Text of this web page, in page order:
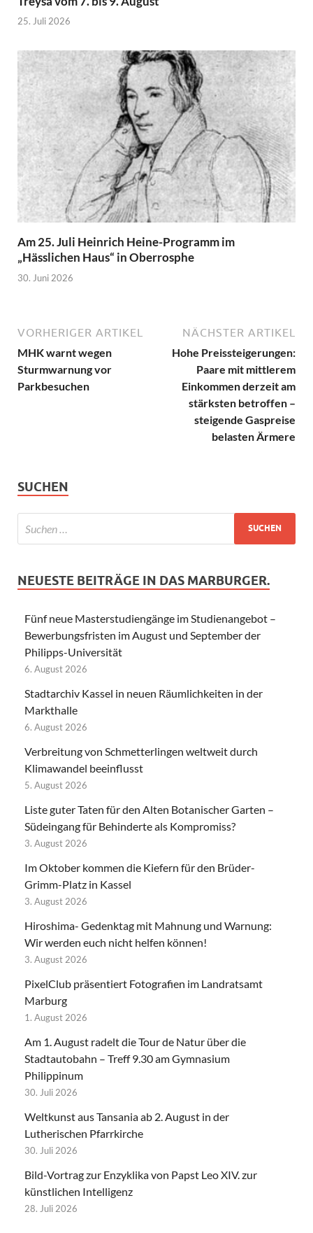
25. Juli 2026
Am 25. Juli Heinrich Heine-Programm im
„Hässlichen Haus“ in Oberrosphe
30. Juni 2026
VORHERIGER ARTIKEL
MHK warnt wegen
Sturmwarnung vor
Parkbesuchen
NÄCHSTER ARTIKEL
Hohe Preissteigerungen:
Paare mit mittlerem
Einkommen derzeit am
stärksten betroffen –
steigende Gaspreise
belasten Ärmere
SUCHEN
NEUESTE BEITRÄGE IN DAS MARBURGER.
Fünf neue Masterstudiengänge im Studienangebot –
Bewerbungsfristen im August und September der
Philipps-Universität
6. August 2026
Stadtarchiv Kassel in neuen Räumlichkeiten in der
Markthalle
6. August 2026
Verbreitung von Schmetterlingen weltweit durch
Klimawandel beeinflusst
5. August 2026
Liste guter Taten für den Alten Botanischer Garten –
Südeingang für Behinderte als Kompromiss?
3. August 2026
Im Oktober kommen die Kiefern für den Brüder-
Grimm-Platz in Kassel
3. August 2026
Hiroshima- Gedenktag mit Mahnung und Warnung:
Wir werden euch nicht helfen können!
3. August 2026
PixelClub präsentiert Fotografien im Landratsamt
Marburg
1. August 2026
Am 1. August radelt die Tour de Natur über die
Stadtautobahn – Treff 9.30 am Gymnasium
Philippinum
30. Juli 2026
Weltkunst aus Tansania ab 2. August in der
Lutherischen Pfarrkirche
30. Juli 2026
Bild-Vortrag zur Enzyklika von Papst Leo XIV. zur
künstlichen Intelligenz
28. Juli 2026